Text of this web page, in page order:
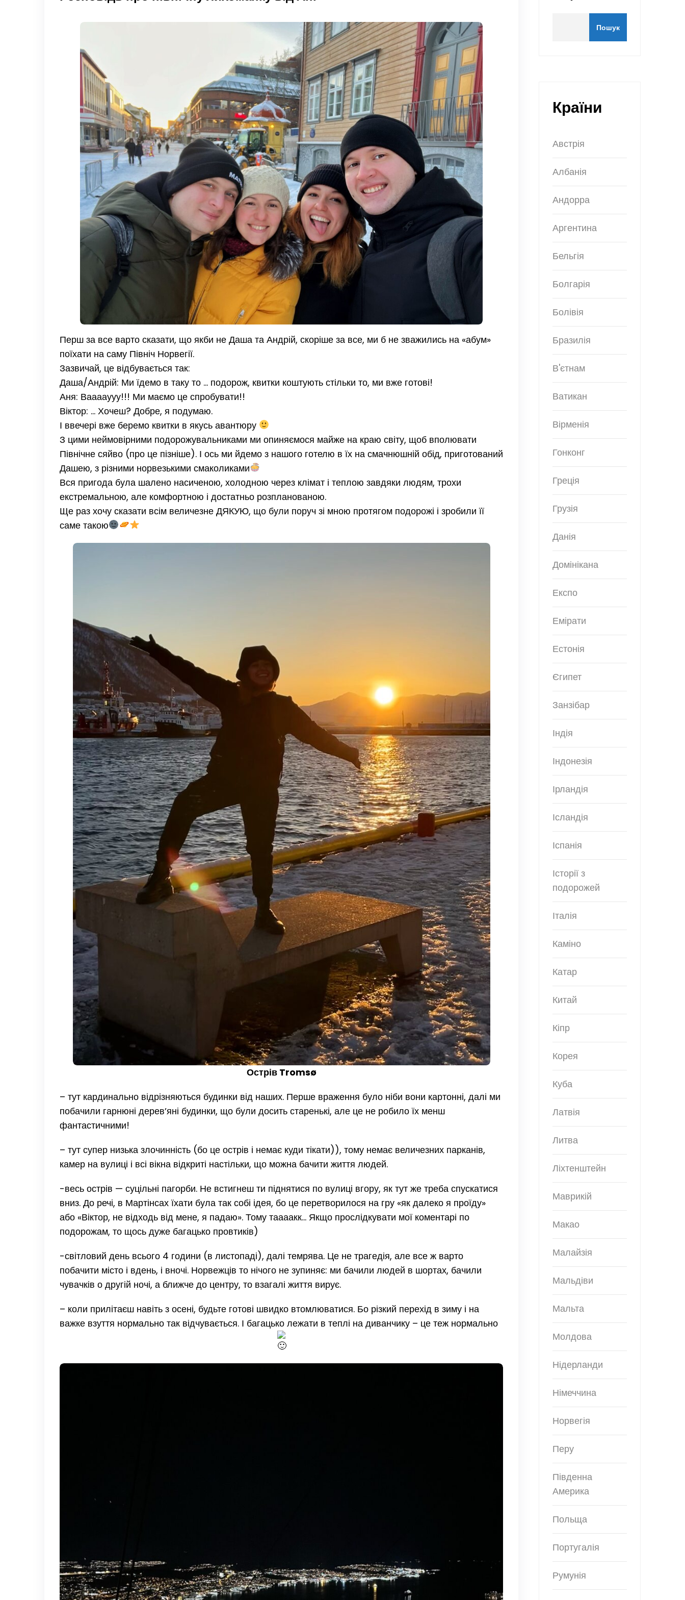
Перш за все варто сказати, що якби не Даша та Андрій, скоріше за все, ми б не зважились на «абум»
поїхати на саму Північ Норвегії.
Зазвичай, це відбувається так:
Даша/Андрій: Ми їдемо в таку то … подорож, квитки коштують стільки то, ми вже готові!
Аня: Вааааууу!!! Ми маємо це спробувати!!
Віктор: … Хочеш? Добре, я подумаю.
І ввечері вже беремо квитки в якусь авантюру
З цими неймовірними подорожувальниками ми опиняємося майже на краю світу, щоб вполювати
Північне сяйво (про це пізніше). І ось ми йдемо з нашого готелю в їх на смачнюшній обід, приготований
Дашею, з різними норвезькими смаколиками
Вся пригода була шалено насиченою, холодною через клімат і теплою завдяки людям, трохи
екстремальною, але комфортною і достатньо розпланованою.
Ще раз хочу сказати всім величезне ДЯКУЮ, що були поруч зі мною протягом подорожі і зробили її
саме такою
Острів Tromsø
– тут кардинально відрізняються будинки від наших. Перше враження було ніби вони картонні, далі ми
побачили гарнюні деревʼяні будинки, що були досить старенькі, але це не робило їх менш
фантастичними!
– тут супер низька злочинність (бо це острів і немає куди тікати)), тому немає величезних парканів,
камер на вулиці і всі вікна відкриті настільки, що можна бачити життя людей.
-весь острів — суцільні пагорби. Не встигнеш ти піднятися по вулиці вгору, як тут же треба спускатися
вниз. До речі, в Мартінсах їхати була так собі ідея, бо це перетворилося на гру «як далеко я проїду»
або «Віктор, не відходь від мене, я падаю». Тому таааакк… Якщо прослідкувати мої коментарі по
подорожам, то щось дуже багацько провтиків)
-світловий день всього 4 години (в листопаді), далі темрява. Це не трагедія, але все ж варто
побачити місто і вдень, і вночі. Норвежців то нічого не зупиняє: ми бачили людей в шортах, бачили
чувачків о другій ночі, а ближче до центру, то взагалі життя вирує.
– коли прилітаєш навіть з осені, будьте готові швидко втомлюватися. Бо різкий перехід в зиму і на
важке взуття нормально так відчувається. І багацько лежати в теплі на диванчику – це теж нормально
Пошук
Країни
Австрія
Албанія
Андорра
Аргентина
Бельгія
Болгарія
Болівія
Бразилія
В'єтнам
Ватикан
Вірменія
Гонконг
Греція
Грузія
Данія
Домінікана
Експо
Емірати
Естонія
Єгипет
Занзібар
Індія
Індонезія
Ірландія
Ісландія
Іспанія
Історії з
подорожей
Італія
Каміно
Катар
Китай
Кіпр
Корея
Куба
Латвія
Литва
Ліхтенштейн
Маврикій
Макао
Малайзія
Мальдіви
Мальта
Молдова
Нідерланди
Німеччина
Норвегія
Перу
Південна
Америка
Польща
Португалія
Румунія